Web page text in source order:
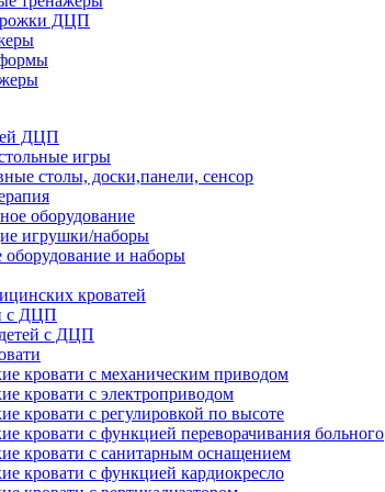
ДЦП
ДЦП
игры
столы, доски,панели, сенсор
оборудование
игрушки/наборы
оборудование и наборы
кроватей
с ДЦП
с ДЦП
кровати с механическим приводом
кровати с электроприводом
кровати с регулировкой по высоте
кровати с функцией переворачивания больного
кровати с санитарным оснащением
кровати с функцией кардиокресло